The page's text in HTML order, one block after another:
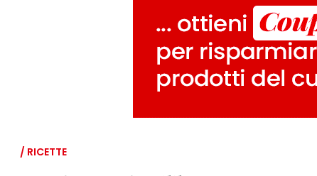
/ RICETTE